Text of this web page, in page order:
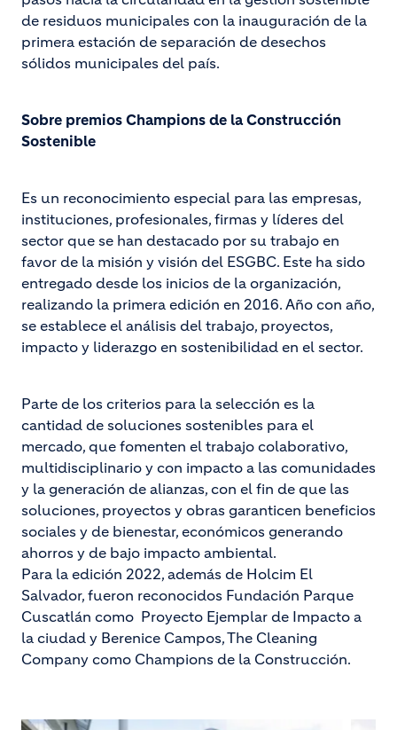
de residuos municipales con la inauguración de la
primera estación de separación de desechos
sólidos municipales del país.
Sobre premios Champions de la Construcción
Sostenible
Es un reconocimiento especial para las empresas,
instituciones, profesionales, firmas y líderes del
sector que se han destacado por su trabajo en
favor de la misión y visión del ESGBC. Este ha sido
entregado desde los inicios de la organización,
realizando la primera edición en 2016. Año con año,
se establece el análisis del trabajo, proyectos,
impacto y liderazgo en sostenibilidad en el sector.
Parte de los criterios para la selección es la
cantidad de soluciones sostenibles para el
mercado, que fomenten el trabajo colaborativo,
multidisciplinario y con impacto a las comunidades
y la generación de alianzas, con el fin de que las
soluciones, proyectos y obras garanticen beneficios
sociales y de bienestar, económicos generando
ahorros y de bajo impacto ambiental.
Para la edición 2022, además de Holcim El
Salvador, fueron reconocidos Fundación Parque
Cuscatlán como Proyecto Ejemplar de Impacto a
la ciudad y Berenice Campos, The Cleaning
Company como Champions de la Construcción.